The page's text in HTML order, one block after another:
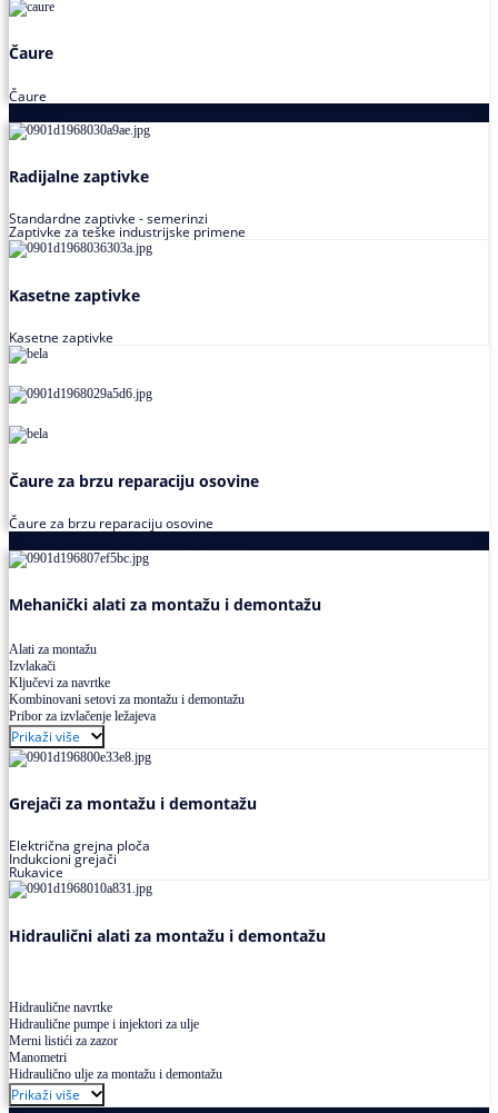
Čaure
Čaure
Radijalne zaptivke
Standardne zaptivke - semerinzi
Zaptivke za teške industrijske primene
Kasetne zaptivke
Kasetne zaptivke
Čaure za brzu reparaciju osovine
Čaure za brzu reparaciju osovine
Mehanički alati za montažu i demontažu
Alati za montažu
Izvlakači
Ključevi za navrtke
Kombinovani setovi za montažu i demontažu
Pribor za izvlačenje ležajeva
Prikaži više
Grejači za montažu i demontažu
Električna grejna ploča
Indukcioni grejači
Rukavice
Hidraulični alati za montažu i demontažu
Hidraulične navrtke
Hidraulične pumpe i injektori za ulje
Merni listići za zazor
Manometri
Hidraulično ulje za montažu i demontažu
Prikaži više